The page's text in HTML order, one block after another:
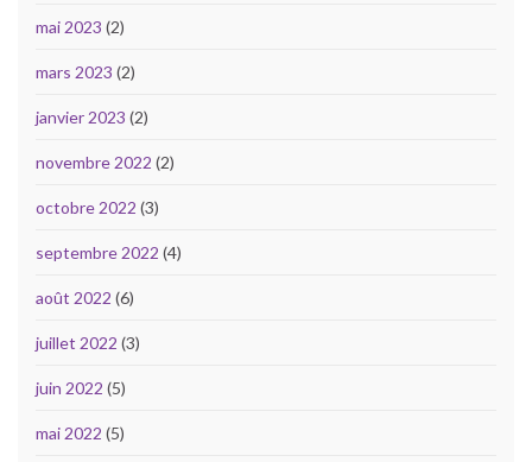
mai 2023 (2)
mars 2023 (2)
janvier 2023 (2)
novembre 2022 (2)
octobre 2022 (3)
septembre 2022 (4)
août 2022 (6)
juillet 2022 (3)
juin 2022 (5)
mai 2022 (5)